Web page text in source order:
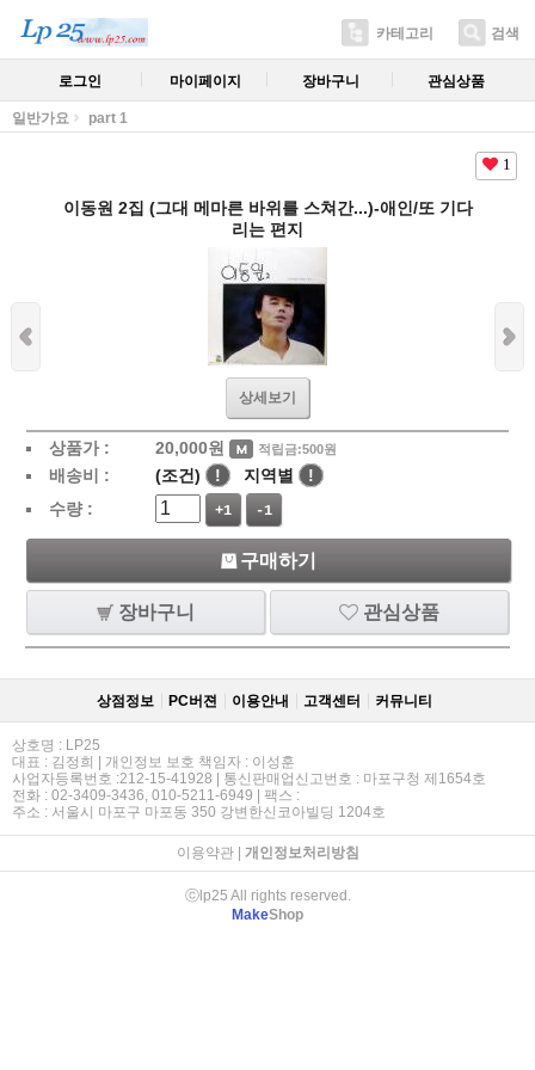
카테고리 검색
로그인 마이페이지 장바구니 관심상품
일반가요 part 1
1
이동원 2집 (그대 메마른 바위를 스쳐간...)-애인/또 기다
리는 편지
상세보기
상품가 : 20,000원 적립금:500원
배송비 : (조건) ! 지역별
!
수량 :
+1 -1
구매하기
장바구니 관심상품
상점정보 PC버젼 이용안내 고객센터 커뮤니티
상호명 : LP25
대표 : 김정희 | 개인정보 보호 책임자 : 이성훈
사업자등록번호 :212-15-41928 | 통신판매업신고번호 : 마포구청 제1654호
전화 : 02-3409-3436, 010-5211-6949 | 팩스 :
주소 : 서울시 마포구 마포동 350 강변한신코아빌딩 1204호
이용약관| 개인정보처리방침
ⓒlp25 All rights reserved.
MakeShop